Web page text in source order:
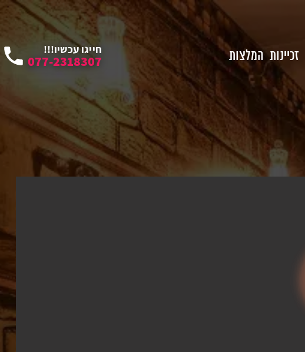
זכיינות המלצות חייגו עכשיו!!!
077-2318307